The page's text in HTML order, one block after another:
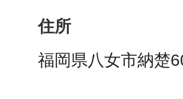
住所
福岡県八女市納楚